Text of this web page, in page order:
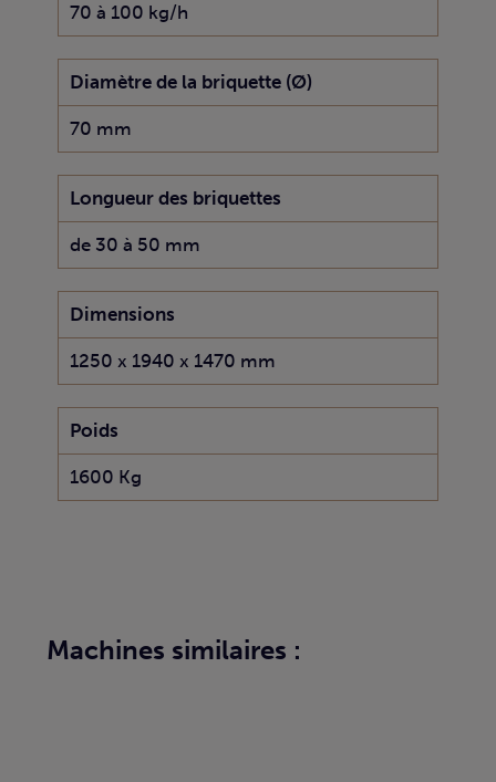
70 à 100 kg/h
Diamètre de la briquette (Ø)
70 mm
Longueur des briquettes
de 30 à 50 mm
Dimensions
1250 x 1940 x 1470 mm
Poids
1600 Kg
Machines similaires :